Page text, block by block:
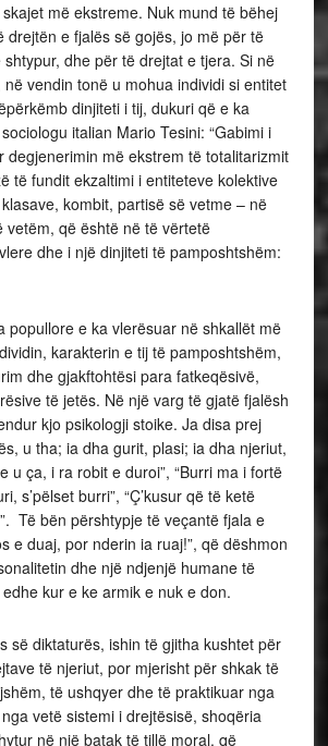
më ekstreme. Nuk mund të bëhej
drejtën e fjalës së gojës, jo më për të
dhe për të drejtat e tjera. Si në
vendin tonë u mohua individi si entitet
dinjiteti i tij, dukuri që e ka
italian Mario Tesini: “Gabimi i
degjenerimin më ekstrem të totalitarizmit
të fundit ekzaltimi i entiteteve kolektive
kombit, partisë së vetme – në
vetëm, që është në të vërtetë
dhe i një dinjiteti të pamposhtshëm:
popullore e ka vlerësuar në shkallët më
karakterin e tij të pamposhtshëm,
dhe gjakftohtësi para fatkeqësivë,
të jetës. Në një varg të gjatë fjalësh
kjo psikologji stoike. Ja disa prej
u tha; ia dha gurit, plasi; ia dha njeriut,
u ça, i ra robit e duroi”, “Burri ma i fortë
s’pëlset burri”, “Ç’kusur që të ketë
Të bën përshtypje të veçantë fjala e
e duaj, por nderin ia ruaj!”, që dëshmon
dhe një ndjenjë humane të
kur e ke armik e nuk e don.
së diktaturës, ishin të gjitha kushtet për
të njeriut, por mjerisht për shkak të
të ushqyer dhe të praktikuar nga
vetë sistemi i drejtësisë, shoqëria
në një batak të tillë moral, që